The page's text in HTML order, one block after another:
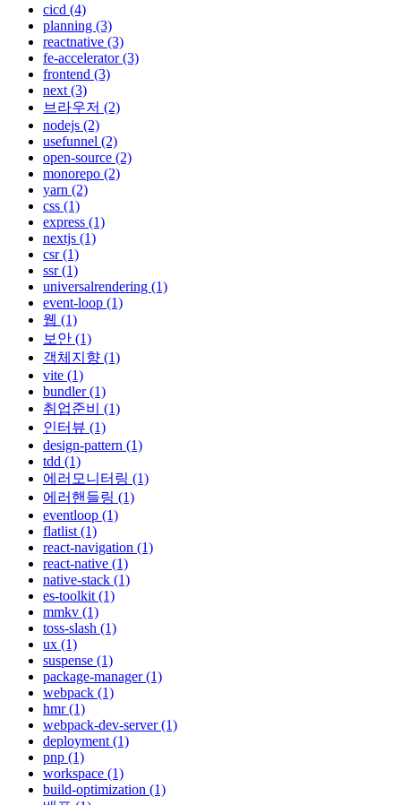
cicd (4)
planning (3)
reactnative (3)
fe-accelerator (3)
frontend (3)
next (3)
브라우저 (2)
nodejs (2)
usefunnel (2)
open-source (2)
monorepo (2)
yarn (2)
css (1)
express (1)
nextjs (1)
csr (1)
ssr (1)
universalrendering (1)
event-loop (1)
웹 (1)
보안 (1)
객체지향 (1)
vite (1)
bundler (1)
취업준비 (1)
인터뷰 (1)
design-pattern (1)
tdd (1)
에러모니터링 (1)
에러핸들링 (1)
eventloop (1)
flatlist (1)
react-navigation (1)
react-native (1)
native-stack (1)
es-toolkit (1)
mmkv (1)
toss-slash (1)
ux (1)
suspense (1)
package-manager (1)
webpack (1)
hmr (1)
webpack-dev-server (1)
deployment (1)
pnp (1)
workspace (1)
build-optimization (1)